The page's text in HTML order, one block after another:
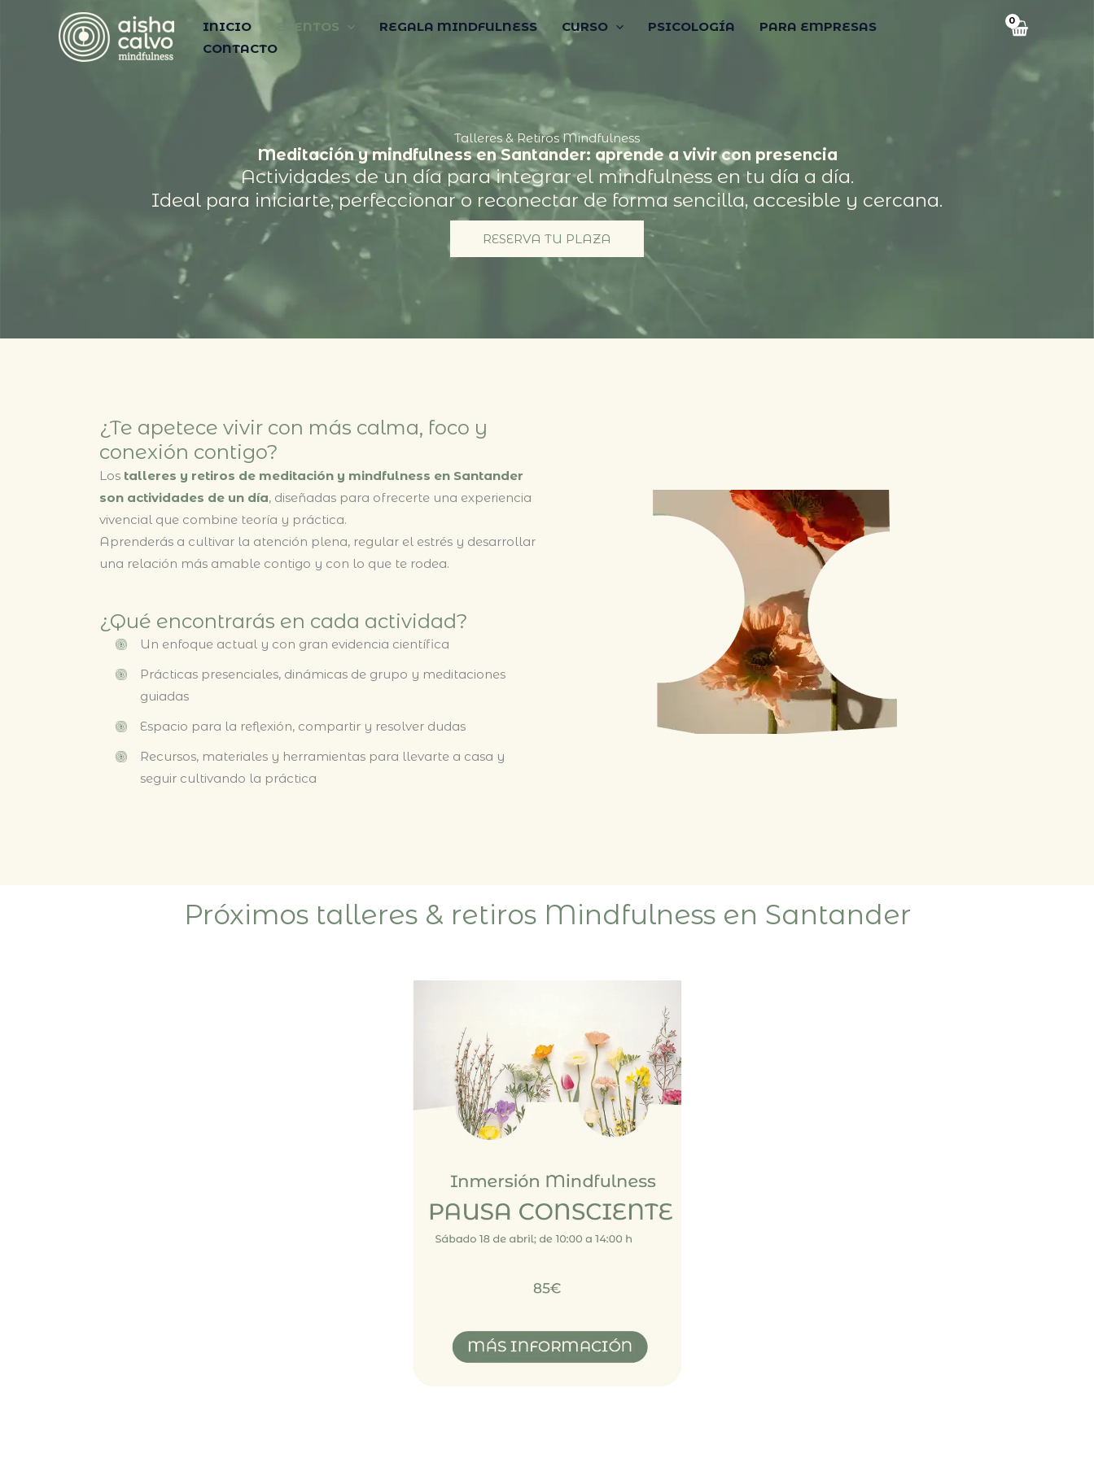
contenido
INICIO EVENTOS REGALA MINDFULNESS CURSO PSICOLOGÍA
PARA EMPRESAS
CONTACTO
Talleres & Retiros Mindfulness
Meditación y mindfulness en Santander: aprende a vivir con presencia
Actividades de un día para integrar el mindfulness en tu día a día.
Ideal para iniciarte, perfeccionar o reconectar de forma sencilla, accesible y cercana.
RESERVA TU PLAZA
¿Te apetece vivir con más calma, foco y
conexión contigo?
Los talleres y retiros de meditación y mindfulness en Santander
son actividades de un día, diseñadas para ofrecerte una experiencia
vivencial que combine teoría y práctica.
Aprenderás a cultivar la atención plena, regular el estrés y desarrollar
una relación más amable contigo y con lo que te rodea.
¿Qué encontrarás en cada actividad?
Un enfoque actual y con gran evidencia científica
Prácticas presenciales, dinámicas de grupo y meditaciones
guiadas
Espacio para la reflexión, compartir y resolver dudas
Recursos, materiales y herramientas para llevarte a casa y
seguir cultivando la práctica
Próximos talleres & retiros Mindfulness en Santander